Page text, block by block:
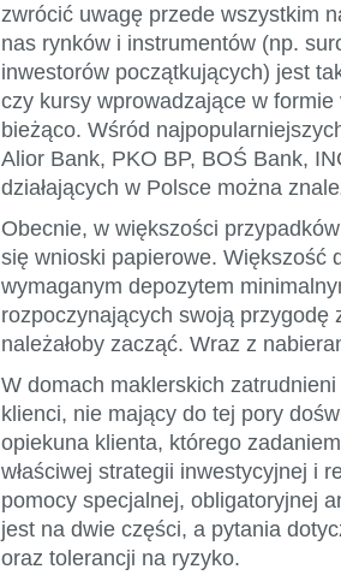
zwrócić uwagę przede wszystkim
nas rynków i instrumentów (np.
inwestorów początkujących) jest
czy kursy wprowadzające w
bieżąco. Wśród
Alior Bank, PKO BP, BOŚ Bank,
działających w Polsce można
Obecnie, w większości
się wnioski papierowe. Większość
wymaganym depozytem
rozpoczynających swoją przygodę
należałoby zacząć. Wraz z
W domach maklerskich
klienci, nie mający do tej pory
opiekuna klienta, którego
właściwej strategii inwestycyjnej i
pomocy specjalnej, obligatoryjnej
jest na dwie części, a pytania
oraz tolerancji na ryzyko.